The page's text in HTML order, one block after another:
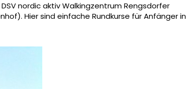
nordic aktiv Walkingzentrum Rengsdorfer
Hier sind einfache Rundkurse für Anfänger in